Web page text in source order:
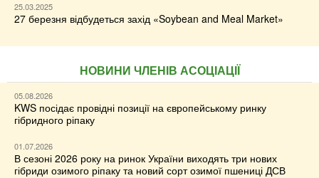
25.03.2025
27 березня відбудеться захід «Soybean and Meal Market»
НОВИНИ ЧЛЕНІВ АСОЦІАЦІЇ
05.08.2026
KWS посідає провідні позиції на європейському ринку
гібридного ріпаку
01.07.2026
В сезоні 2026 року на ринок України виходять три нових
гібриди озимого ріпаку та новий сорт озимої пшениці ДСВ